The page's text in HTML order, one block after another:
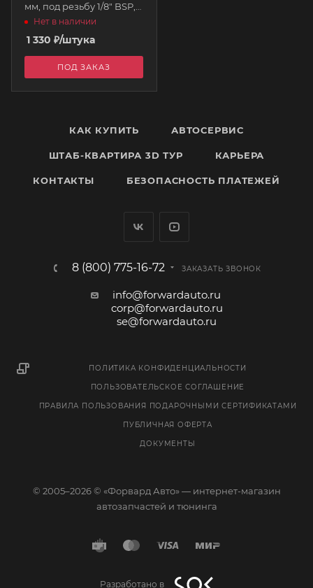
мм, под резьбу 1/8" BSP,
для водометанольной
системы 806-397
AQUAMIST
Нет в наличии
1 330 ₽/штука
ПОД ЗАКАЗ
КАК КУПИТЬ АВТОСЕРВИС
ШТАБ-КВАРТИРА 3D ТУР КАРЬЕРА
КОНТАКТЫ БЕЗОПАСНОСТЬ ПЛАТЕЖЕЙ
8 (800) 775-16-72 ЗАКАЗАТЬ ЗВОНОК
info@forwardauto.ru
corp@forwardauto.ru
se@forwardauto.ru
ПОЛИТИКА КОНФИДЕНЦИАЛЬНОСТИ
ПОЛЬЗОВАТЕЛЬСКОЕ СОГЛАШЕНИЕ
ПРАВИЛА ПОЛЬЗОВАНИЯ ПОДАРОЧНЫМИ СЕРТИФИКАТАМИ
ПУБЛИЧНАЯ ОФЕРТА
ДОКУМЕНТЫ
© 2005–2026 © «Форвард Авто» — интернет-магазин
автозапчастей и тюнинга
Разработано в